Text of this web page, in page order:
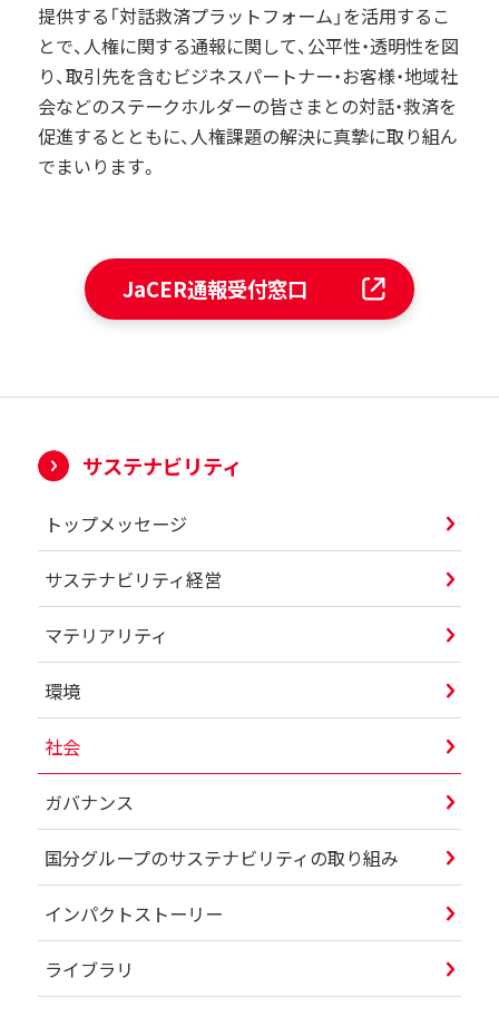
提供する「対話救済プラットフォーム」を活用するこ
とで、人権に関する通報に関して、公平性・透明性を図
り、取引先を含むビジネスパートナー・お客様・地域社
会などのステークホルダーの皆さまとの対話・救済を
促進するとともに、人権課題の解決に真摯に取り組ん
でまいります。
JaCER通報受付窓口
サステナビリティ
トップメッセージ
サステナビリティ経営
マテリアリティ
環境
社会
ガバナンス
国分グループのサステナビリティの取り組み
インパクトストーリー
ライブラリ